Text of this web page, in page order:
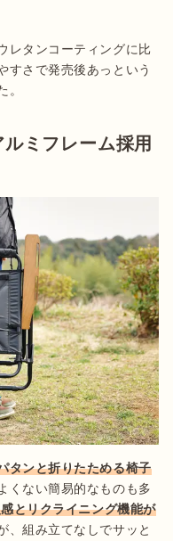
レタンコーティングに比
すさで発売後あっという
。
ミフレーム採用
タンと折りたためる椅子
くない簡易的なものも多
とリクライニング機能が
、組み立てなしでサッと